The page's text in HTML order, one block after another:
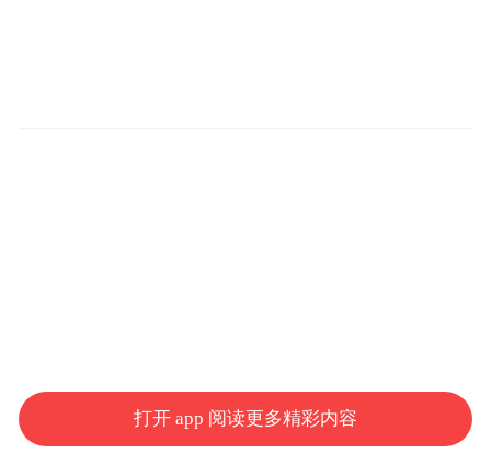
打开 app 阅读更多精彩内容